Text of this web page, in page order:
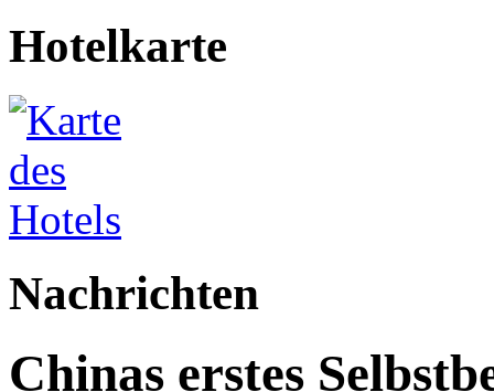
Hotelkarte
Nachrichten
Chinas erstes